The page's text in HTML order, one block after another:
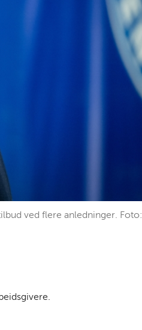
ved flere anledninger. Foto: